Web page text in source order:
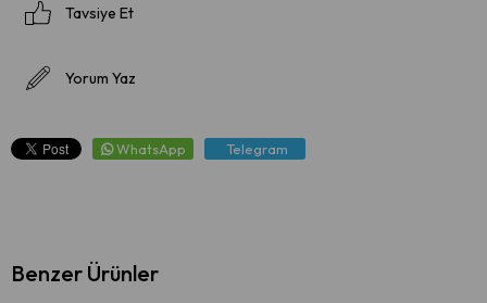
Tavsiye Et
Yorum Yaz
WhatsApp Telegram
Benzer Ürünler